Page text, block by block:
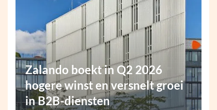
Zalando boekt in Q2 2026
hogere winst en versnelt groei
in B2B-diensten